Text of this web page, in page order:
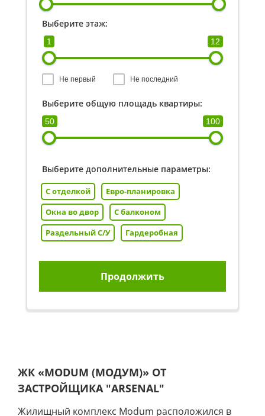
Выберите этаж:
1 12
Не первый Не последний
Выберите общую площадь квартиры:
50 100
Выберите дополнительные параметры:
С отделкой
Евро-планировка
Окна во двор
С балконом
Раздельный С/У
Гардеробная
Продолжить
ЖК «MODUM (МОДУМ)» ОТ
ЗАСТРОЙЩИКА "ARSENAL"
Жилищный комплекс Modum расположился в